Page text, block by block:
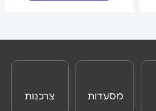
מסעדות
צרכנות